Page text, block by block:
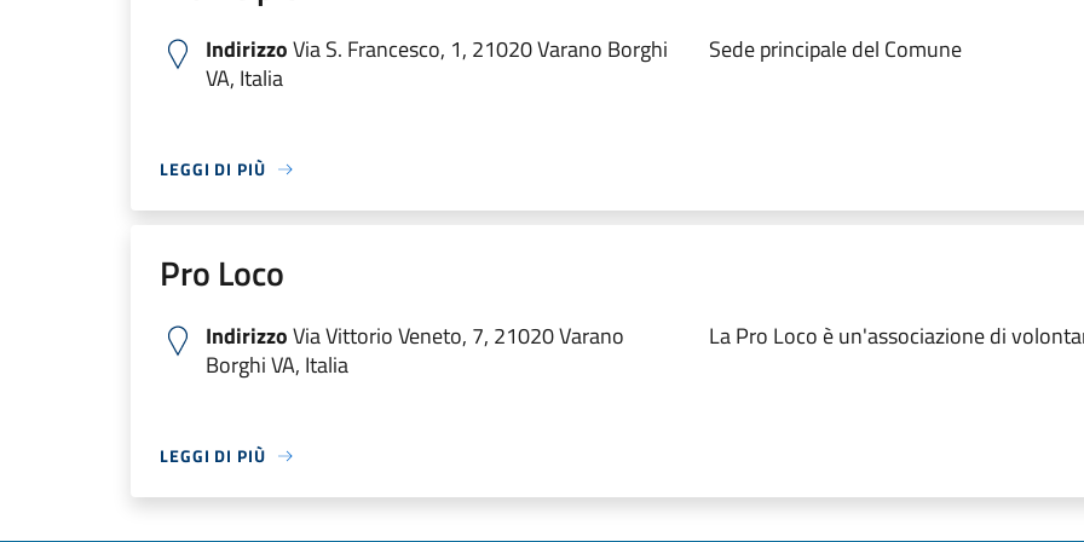
IndirizzoVia S. Francesco, 1, 21020 Varano Borghi
VA, Italia
Sede principale del Comune
LEGGI DI PIÙ
Pro Loco
IndirizzoVia Vittorio Veneto, 7, 21020 Varano
Borghi VA, Italia
La Pro Loco è un'associazione di
LEGGI DI PIÙ